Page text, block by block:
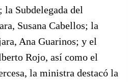
la Subdelegada del
Susana Cabellos; la
Ana Guarinos; y el
Rojo, así como el
la ministra destacó la